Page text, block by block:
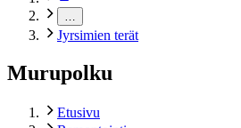
Jyrsimien terät
Murupolku
Etusivu